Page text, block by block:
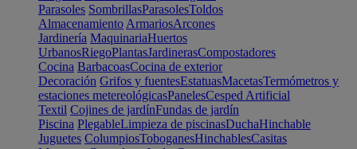
Parasoles SombrillasParasolesToldos
Almacenamiento ArmariosArcones
Jardinería MaquinariaHuertos
UrbanosRiegoPlantasJardinerasCompostadores
Cocina BarbacoasCocina de exterior
Decoración Grifos y fuentesEstatuasMacetasTermómetros y
estaciones metereológicasPanelesCesped Artificial
Textil Cojines de jardínFundas de jardín
Piscina PlegableLimpieza de piscinasDuchaHinchable
Juguetes ColumpiosToboganesHinchablesCasitas